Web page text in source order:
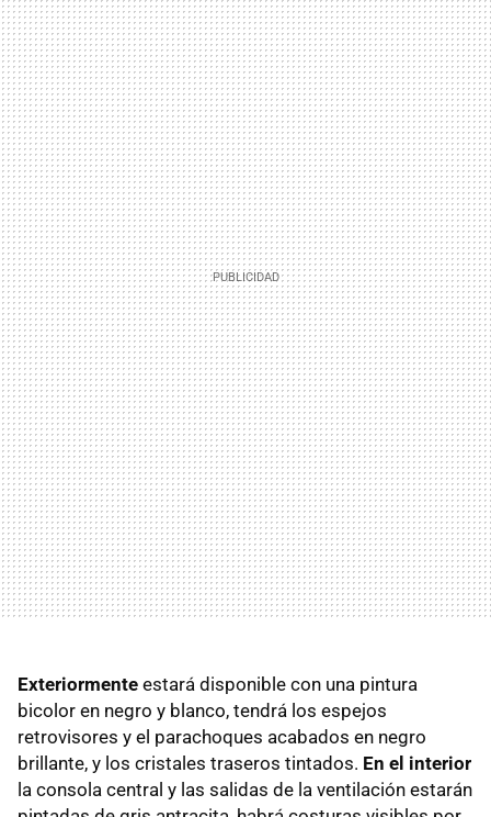
Exteriormente estará disponible con una pintura
bicolor en negro y blanco, tendrá los espejos
retrovisores y el parachoques acabados en negro
brillante, y los cristales traseros tintados. En el interior
la consola central y las salidas de la ventilación estarán